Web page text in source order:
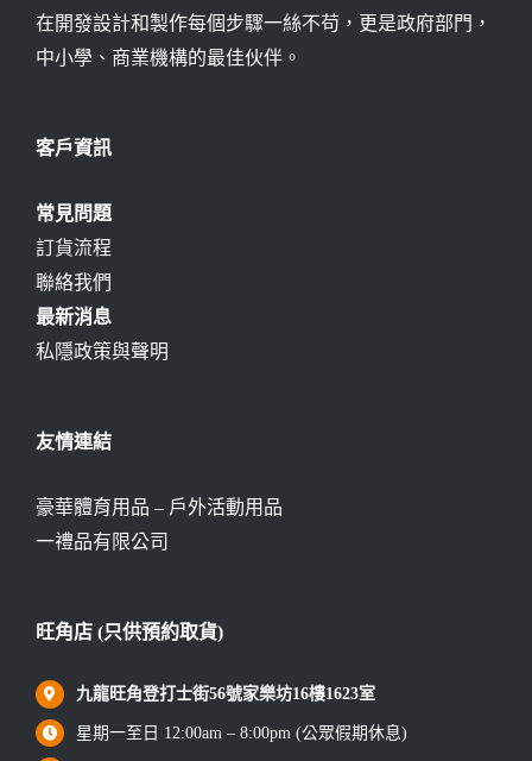
在開發設計和製作每個步驟一絲不苟，更是政府部門，
中小學、商業機構的最佳伙伴。
客戶資訊
常見問題
訂貨流程
聯絡我們
最新消息
私隱政策與聲明
友情連結
豪華體育用品 – 戶外活動用品
一禮品有限公司
旺角店 (只供預約取貨)
九龍旺角登打士街56號家樂坊16樓1623室
星期一至日 12:00am – 8:00pm (公眾假期休息)